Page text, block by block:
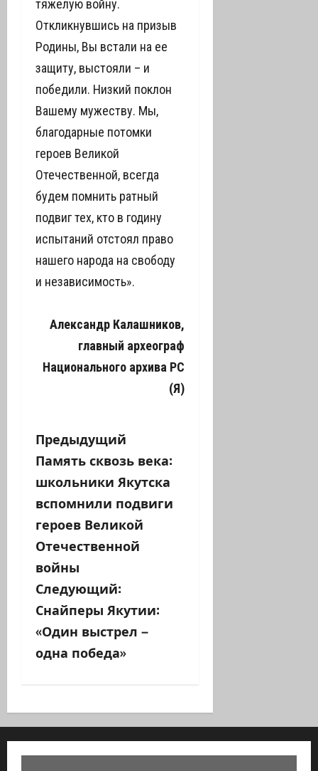
тяжелую войну.
Откликнувшись на призыв
Родины, Вы встали на ее
защиту, выстояли – и
победили. Низкий поклон
Вашему мужеству. Мы,
благодарные потомки
героев Великой
Отечественной, всегда
будем помнить ратный
подвиг тех, кто в годину
испытаний отстоял право
нашего народа на свободу
и независимость».
Александр Калашников,
главный археограф
Национального архива РС
(Я)
Н
а
в
и
г
а
ц
и
з
а
Предыдущий
Память сквозь века:
школьники Якутска
вспомнили подвиги
героев Великой
Отечественной
войны
Следующий:
Снайперы Якутии:
«Один выстрел –
одна победа»